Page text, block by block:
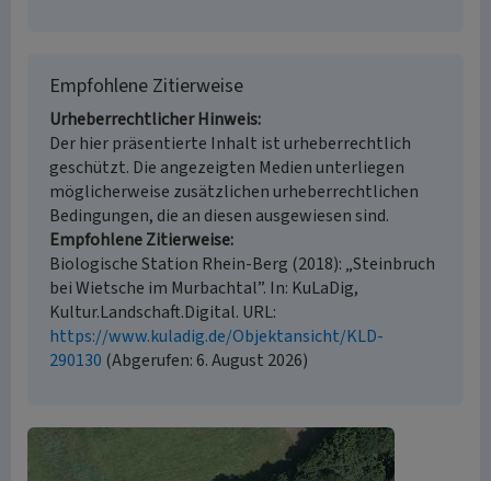
Empfohlene Zitierweise
Urheberrechtlicher Hinweis
Der hier präsentierte Inhalt ist urheberrechtlich
geschützt. Die angezeigten Medien unterliegen
möglicherweise zusätzlichen urheberrechtlichen
Bedingungen, die an diesen ausgewiesen sind.
Empfohlene Zitierweise
Biologische Station Rhein-Berg (2018): „Steinbruch
bei Wietsche im Murbachtal”. In: KuLaDig,
Kultur.Landschaft.Digital. URL:
https://www.kuladig.de/Objektansicht/KLD-
290130 (Abgerufen: 6. August 2026)